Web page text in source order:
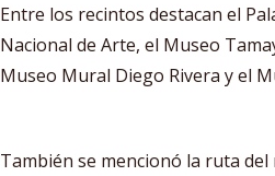
Entre los recintos destacan el
Nacional de Arte, el Museo
Museo Mural Diego Rivera y el
También se mencionó la ruta